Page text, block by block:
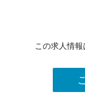
この求人情報